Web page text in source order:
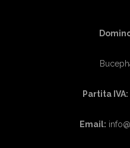
Partita IVA:
Email: